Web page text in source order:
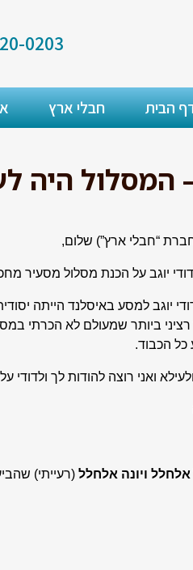
0203
הבית חבלי ארץ
המסלול היה
“חבלי ארץ”) שלום,
דודי יוגב על הכנת מסלול מסעיר
יוגב למסע באיסלנד הייתה
רציני ביותר שמעולם לא הכרתי
הכבוד.
ואני רוצה להודות לך
אלחלל ויונה אלחלל (רעייתי)